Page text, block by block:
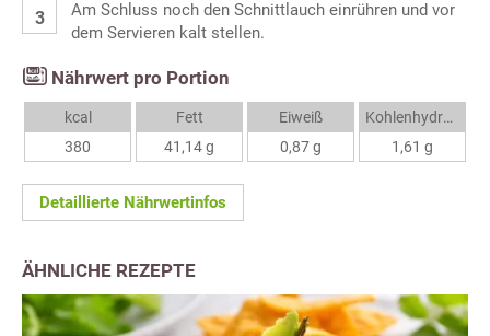
Am Schluss noch den Schnittlauch einrühren und vor
dem Servieren kalt stellen.
Nährwert pro Portion
kcal
380
Fett
41,14 g
Eiweiß
0,87 g
Kohlenhydrate
1,61 g
Detaillierte Nährwertinfos
ÄHNLICHE REZEPTE